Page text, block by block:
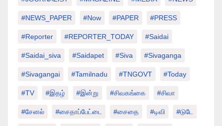
#NEWS_PAPER #Now #PAPER #PRESS
#Reporter #REPORTER_TODAY #saidai
#saidai_siva #saidapet #Siva #Sivaganga
#sivagangai #tamilnadu #TNGOVT #today
#TV #இதழ் #இன்று #சிவகங்கை #சிவா
#சேனல் #சைதாப்பேட்டை #சைதை #டிவி #டுடே